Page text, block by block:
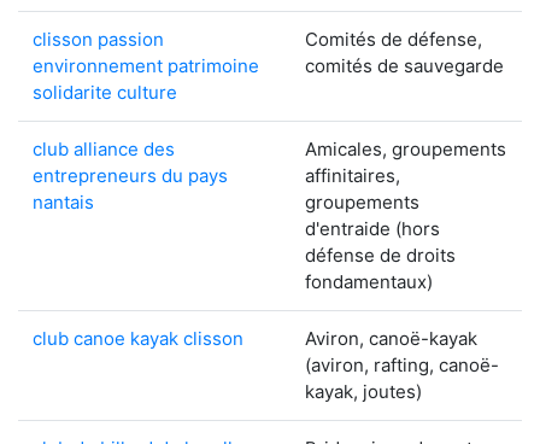
clisson passion
environnement patrimoine
solidarite culture
Comités de défense,
comités de sauvegarde
club alliance des
entrepreneurs du pays
nantais
Amicales, groupements
affinitaires,
groupements
d'entraide (hors
défense de droits
fondamentaux)
club canoe kayak clisson
Aviron, canoë-kayak
(aviron, rafting, canoë-
kayak, joutes)